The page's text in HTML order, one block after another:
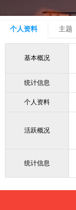
个人资料 主题
基本概况
统计信息
个人资料
活跃概况
统计信息